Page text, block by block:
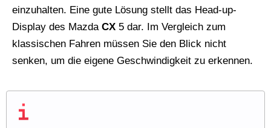
einzuhalten. Eine gute Lösung stellt das Head-up-
Display des Mazda CX 5 dar. Im Vergleich zum
klassischen Fahren müssen Sie den Blick nicht
senken, um die eigene Geschwindigkeit zu erkennen.